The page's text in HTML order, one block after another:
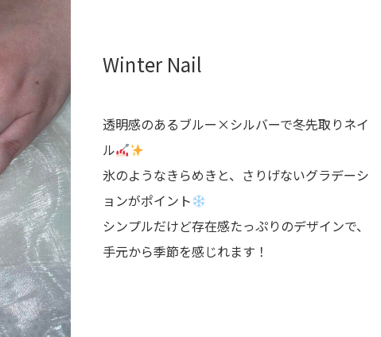
Winter Nail
透明感のあるブルー×シルバーで冬先取りネイ
ル
氷のようなきらめきと、さりげないグラデーシ
ョンがポイント
シンプルだけど存在感たっぷりのデザインで、
手元から季節を感じれます！